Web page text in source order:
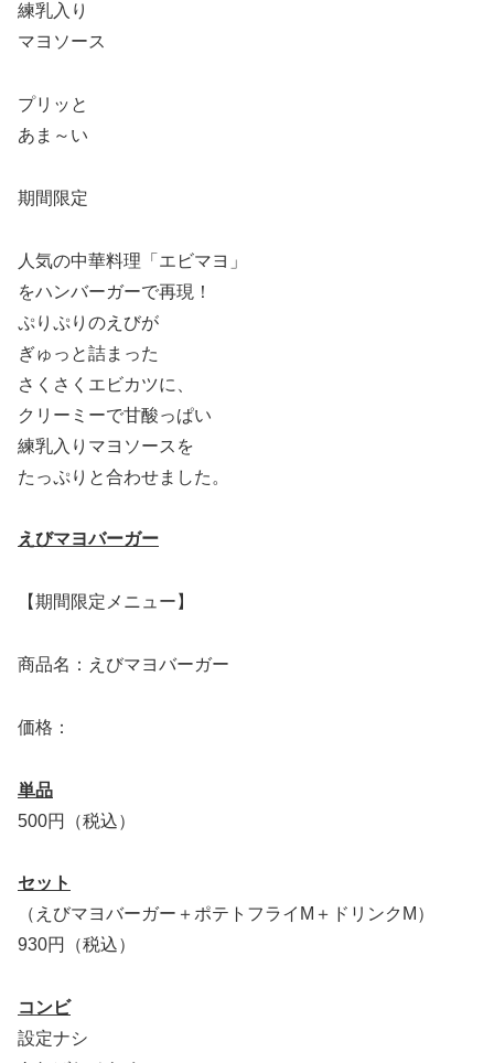
練乳入り
マヨソース
プリッと
あま～い
期間限定
人気の中華料理「エビマヨ」
をハンバーガーで再現！
ぷりぷりのえびが
ぎゅっと詰まった
さくさくエビカツに、
クリーミーで甘酸っぱい
練乳入りマヨソースを
たっぷりと合わせました。
えびマヨバーガー
【期間限定メニュー】
商品名：えびマヨバーガー
価格：
単品
500円（税込）
セット
（えびマヨバーガー＋ポテトフライM＋ドリンクM）
930円（税込）
コンビ
設定ナシ